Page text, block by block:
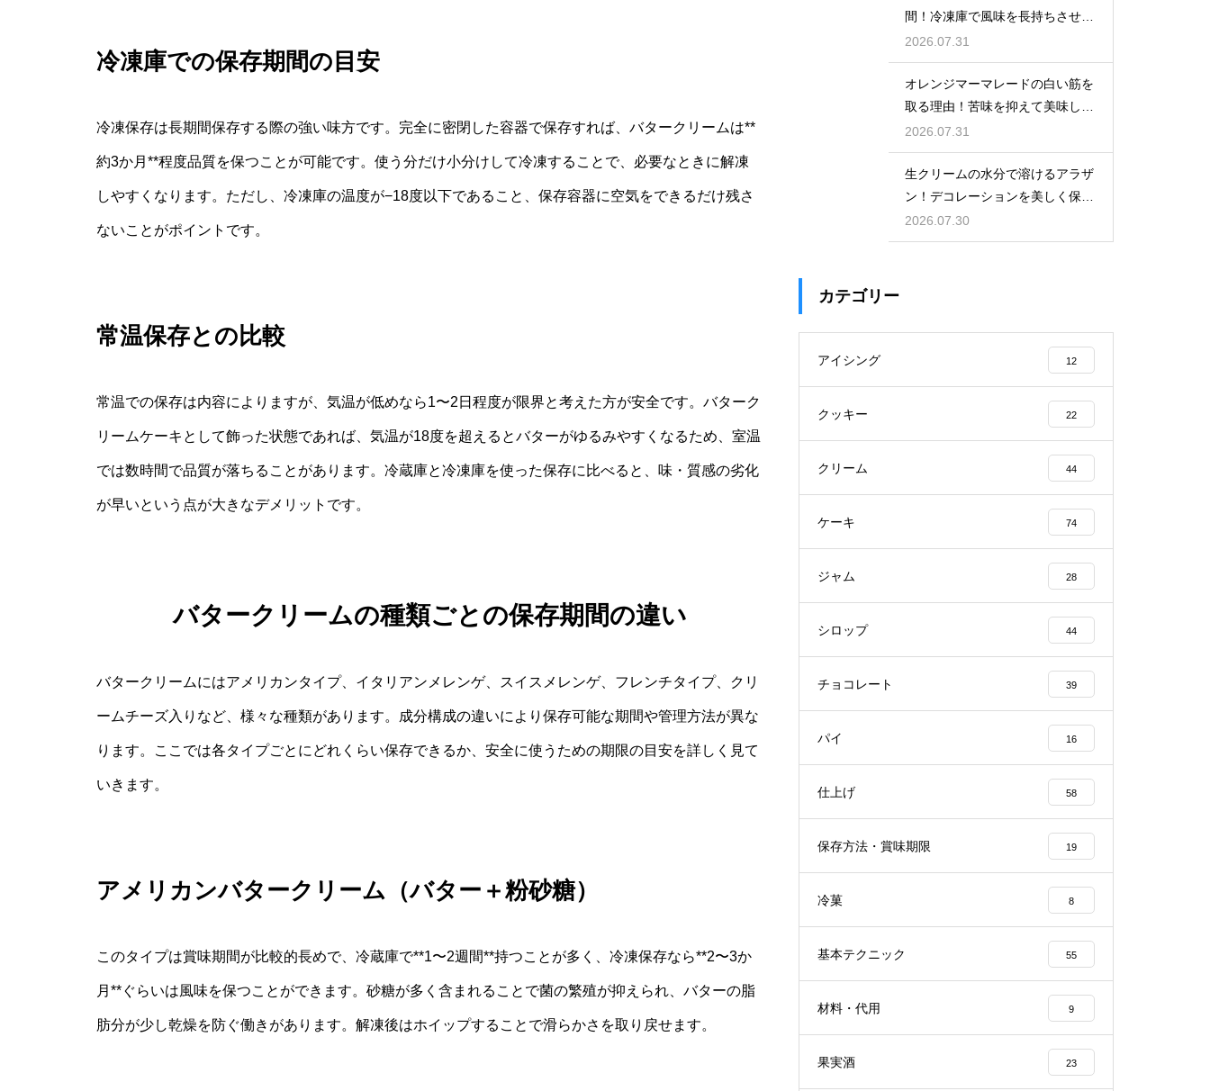
冷凍庫での保存期間の目安
冷凍保存は長期間保存する際の強い味方です。完全に密閉した容器で保存すれば、バタークリームは**
約3か月**程度品質を保つことが可能です。使う分だけ小分けして冷凍することで、必要なときに解凍
しやすくなります。ただし、冷凍庫の温度が−18度以下であること、保存容器に空気をできるだけ残さ
ないことがポイントです。
常温保存との比較
常温での保存は内容によりますが、気温が低めなら1〜2日程度が限界と考えた方が安全です。バターク
リームケーキとして飾った状態であれば、気温が18度を超えるとバターがゆるみやすくなるため、室温
では数時間で品質が落ちることがあります。冷蔵庫と冷凍庫を使った保存に比べると、味・質感の劣化
が早いという点が大きなデメリットです。
バタークリームの種類ごとの保存期間の違い
バタークリームにはアメリカンタイプ、イタリアンメレンゲ、スイスメレンゲ、フレンチタイプ、クリ
ームチーズ入りなど、様々な種類があります。成分構成の違いにより保存可能な期間や管理方法が異な
ります。ここでは各タイプごとにどれくらい保存できるか、安全に使うための期限の目安を詳しく見て
いきます。
アメリカンバタークリーム（バター＋粉砂糖）
このタイプは賞味期間が比較的長めで、冷蔵庫で**1〜2週間**持つことが多く、冷凍保存なら**2〜3か
月**ぐらいは風味を保つことができます。砂糖が多く含まれることで菌の繁殖が抑えられ、バターの脂
肪分が少し乾燥を防ぐ働きがあります。解凍後はホイップすることで滑らかさを取り戻せます。
間！冷凍庫で風味を長持ちさせる
コツ
2026.07.31
オレンジマーマレードの白い筋を
取る理由！苦味を抑えて美味しい
ジャムに仕上げる
2026.07.31
生クリームの水分で溶けるアラザ
ン！デコレーションを美しく保つ
ための飾るタイミングとコツ
2026.07.30
カテゴリー
アイシング 12
クッキー 22
クリーム 44
ケーキ 74
ジャム 28
シロップ 44
チョコレート 39
パイ 16
仕上げ 58
保存方法・賞味期限 19
冷菓 8
基本テクニック 55
材料・代用 9
果実酒 23